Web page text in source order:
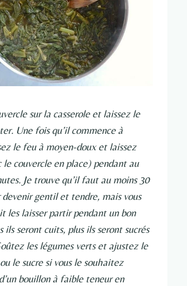
sur la casserole et laissez le
Une fois qu’il commence à
le feu à moyen-doux et laissez
couvercle en place) pendant au
Je trouve qu’il faut au moins 30
gentil et tendre, mais vous
les laisser partir pendant un bon
ils seront cuits, plus ils seront sucrés
les légumes verts et ajustez le
le sucre si vous le souhaitez
bouillon à faible teneur en